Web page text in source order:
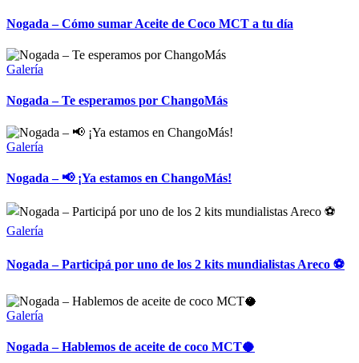
Nogada – Cómo sumar Aceite de Coco MCT a tu día
Galería
Nogada – Te esperamos por ChangoMás
Galería
Nogada – 📢 ¡Ya estamos en ChangoMás!
Galería
Nogada – Participá por uno de los 2 kits mundialistas Areco ⚽
Galería
Nogada – Hablemos de aceite de coco MCT🥥